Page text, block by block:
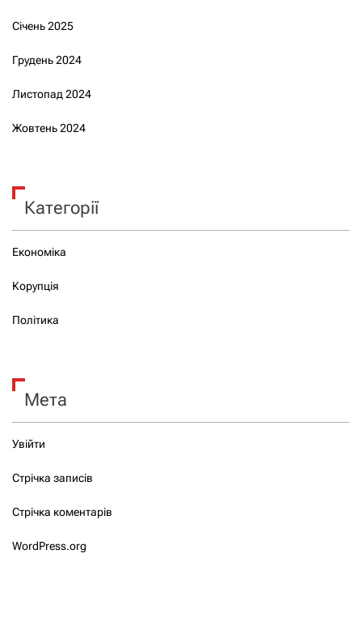
Січень 2025
Грудень 2024
Листопад 2024
Жовтень 2024
Категорії
Економіка
Корупція
Політика
Мета
Увійти
Стрічка записів
Стрічка коментарів
WordPress.org